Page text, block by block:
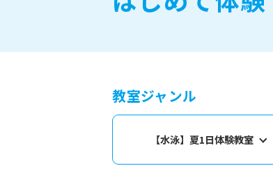
教室ジャンル
【水泳】夏1日体験教室